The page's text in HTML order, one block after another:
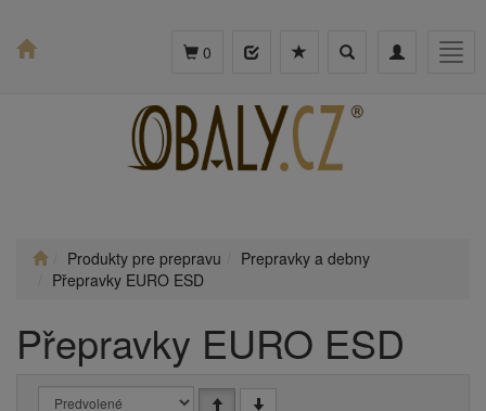
Toggle
Toggle
0
Produkty pre prepravu
Prepravky a debny
Přepravky EURO ESD
Přepravky EURO ESD